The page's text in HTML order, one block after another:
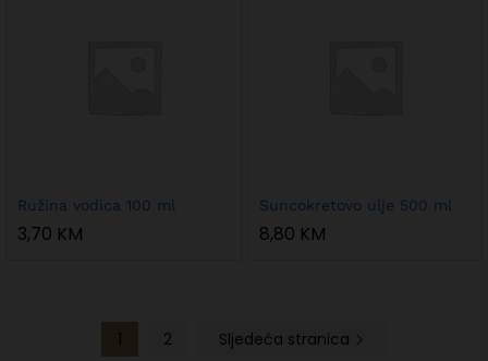
Ružina vodica 100 ml
3,70 KM
Suncokretovo ulje 500 ml
8,80 KM
1 2 Sljedeća stranica